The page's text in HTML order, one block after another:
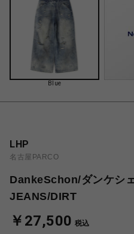
Blue
LHP
名古屋PARCO
DankeSchon/ダンケシ
JEANS/DIRT
￥27,500 税込